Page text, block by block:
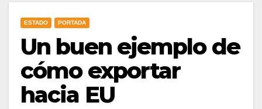
ESTADO PORTADA
Un buen ejemplo de
cómo exportar
hacia EU